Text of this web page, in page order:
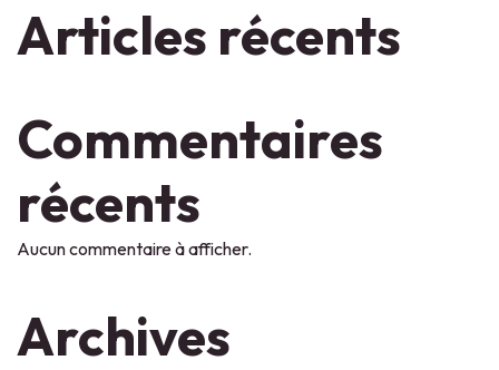
Articles récents
Commentaires
récents
Aucun commentaire à afficher.
Archives